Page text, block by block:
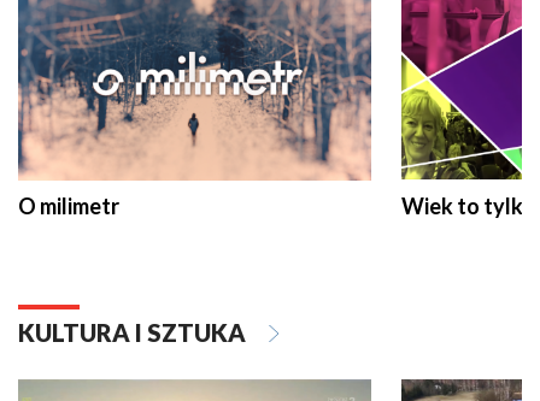
O milimetr Wiek to tylko
KULTURA I SZTUKA